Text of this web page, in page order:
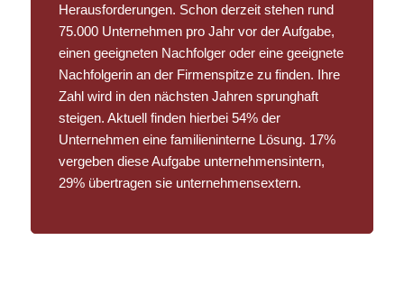
Herausforderungen. Schon derzeit stehen rund
75.000 Unternehmen pro Jahr vor der Aufgabe,
einen geeigneten Nachfolger oder eine geeignete
Nachfolgerin an der Firmenspitze zu finden. Ihre
Zahl wird in den nächsten Jahren sprunghaft
steigen. Aktuell finden hierbei 54% der
Unternehmen eine familieninterne Lösung. 17%
vergeben diese Aufgabe unternehmensintern,
29% übertragen sie unternehmensextern.